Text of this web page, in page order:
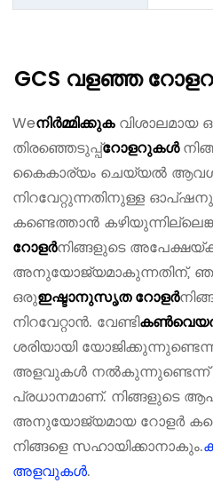
GCS വളഞ്ഞ
Weനിർമ്മിക്കുക വിശാലമായ
തിരഞ്ഞെടുപ്പ്റോളറുകൾ
കൈകാര്യം ചെയ്യൽ
നിറവേറ്റുന്നതിനുള്ള
കണ്ടെത്താൻ
റോളർനിങ്ങളുടെ
അനുയോജ്യമാകുന്നതിന്,
ഒരുഇഷ്ടാനുസൃത റോളർ
നിറവേറ്റാൻ. വേണ്ടി
ശരിയായി
അളവുകൾ നൽകുന്നുണ്ടെന്ന്
പ്രധാനമാണ്. നിങ്ങളുടെ
അനുയോജ്യമായ റോളർ
നിങ്ങളെ സഹായിക്കാനാകും.
അളവുകൾ.